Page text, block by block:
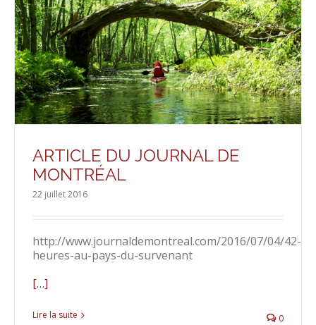
ARTICLE DU JOURNAL DE
MONTRÉAL
22 juillet 2016
http://www.journaldemontreal.com/2016/07/04/42-
heures-au-pays-du-survenant
[…]
Lire la suite 0